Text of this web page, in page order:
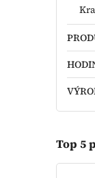
Top 5